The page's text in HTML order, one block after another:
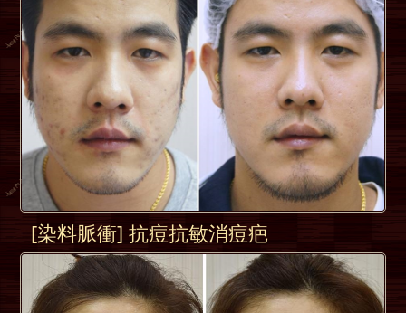
[染料脈衝] 抗痘抗敏消痘疤